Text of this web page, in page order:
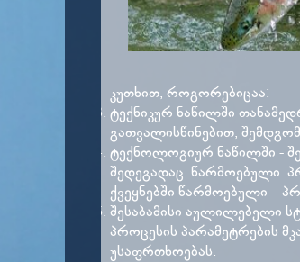
კუთხით, როგორებიცაა:
ტექნიკურ ნაწილში
გათვალისწინებით,
ტექნოლოგიურ ნაწილში -
შედეგადაც წარმოებული
ქვეყნებში წარმოებული
შესაბამისი აულილებელი
პროცესის პარამეტრების
უსაფრთხოებას.